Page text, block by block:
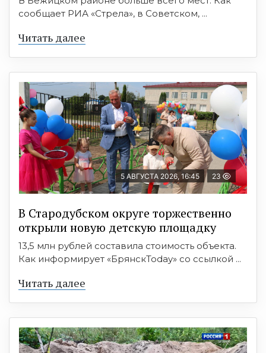
сообщает РИА «Стрела», в Советском, ...
Читать далее
5 АВГУСТА 2026, 16:45 23
В Стародубском округе торжественно
открыли новую детскую площадку
13,5 млн рублей составила стоимость объекта.
Как информирует «БрянскToday» со ссылкой ...
Читать далее